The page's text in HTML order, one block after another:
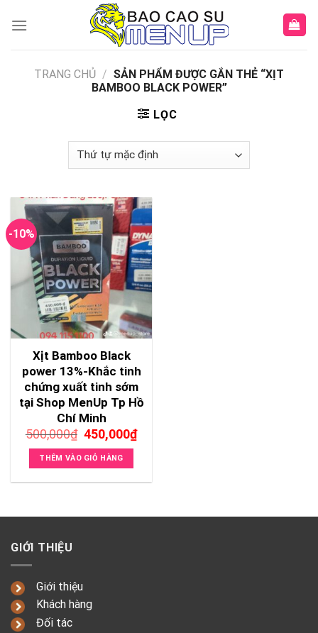
TRANG CHỦ / SẢN PHẨM ĐƯỢC GẮN THẺ “XỊT
BAMBOO BLACK POWER”
LỌC
-10%
Xịt Bamboo Black
power 13%-Khắc tinh
chứng xuất tinh sớm
tại Shop MenUp Tp Hồ
Chí Minh
500,000₫ Giá
gốc
là:
500,000₫.
450,000₫Giá
450,000₫.
THÊM VÀO GIỎ HÀNG
GIỚI THIỆU
Giới thiệu
Khách hàng
Đối tác